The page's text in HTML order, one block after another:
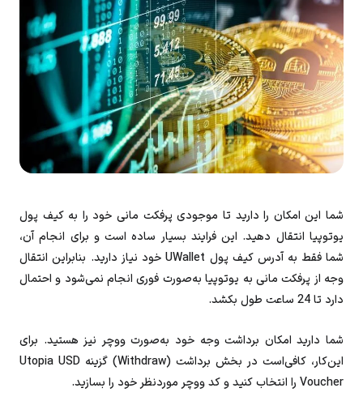
شما این امکان را دارید تا موجودی پرفکت‌ مانی خود را به کیف پول
یوتوپیا انتقال دهید. این فرایند بسیار ساده است و برای انجام آن،
شما فقط به آدرس کیف پول UWallet خود نیاز دارید. بنابراین انتقال
وجه از پرفکت‌ مانی به یوتوپیا به‌صورت فوری انجام نمی‌شود و احتمال
دارد تا 24 ساعت طول بکشد.
شما دارید امکان برداشت وجه خود به‌صورت ووچر نیز هستید. برای
این‌کار، کافی‌است در بخش برداشت (Withdraw) گزینه Utopia USD
Voucher را انتخاب کنید و کد ووچر موردنظر خود را بسازید.